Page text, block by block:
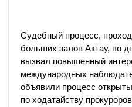
Судебный процесс,
больших залов Актау, во
вызвал повышенный
международных
объявили процесс
по ходатайству